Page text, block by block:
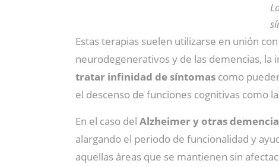
Estas terapias suelen utilizarse en unión
neurodegenerativos y de las demencias,
tratar infinidad de síntomas como
el descenso de funciones cognitivas como
En el caso del Alzheimer y otras
alargando el periodo de funcionalidad y
aquellas áreas que se mantienen sin